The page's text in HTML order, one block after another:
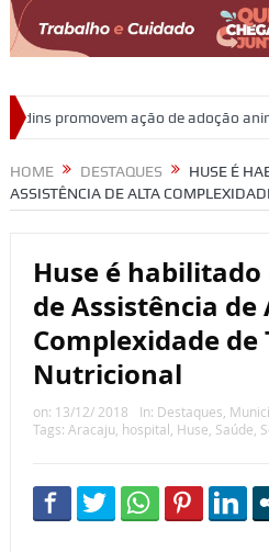
de adoção animal neste sábado
HOME DESTAQUES
HUSE É
ASSISTÊNCIA DE ALTA
Huse é
de Assistência de
Complexidade de
Nutricional
on: 13/12/ 2018 In: Destaques,
Tags: Aracaju, hospital, Huse, Saúde,